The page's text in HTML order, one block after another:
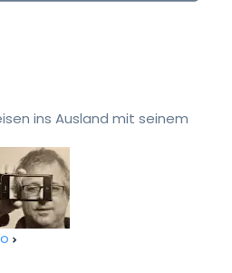
ins Ausland mit seinem